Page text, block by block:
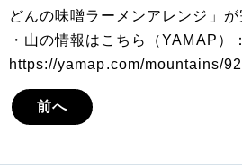
どんの味噌ラーメンアレンジ」が
・山の情報はこちら（YAMAP）：
https://yamap.com/mountains/92
前へ